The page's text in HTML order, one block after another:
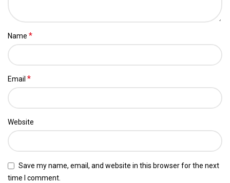
Name *
Email *
Website
Save my name, email, and website in this browser for the next
time I comment.